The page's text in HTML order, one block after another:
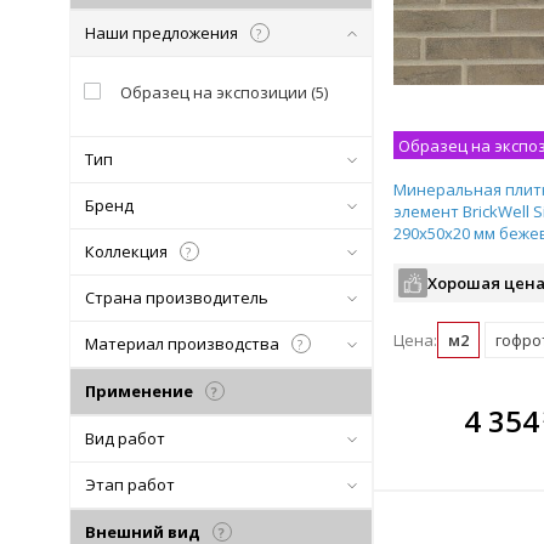
Образец на
Минеральная
элемент BrickWell
290х50х20 мм
Хорошая
Цена: м2
В комплекте
всегда выгоднее!
Подобрать комплект
4 354
В
всегда
Наши предложения ?
Образец на экспозиции (5)
Тип
Бренд
Коллекция ?
Страна производитель
Материал производства ?
Применение ?
Вид работ
Этап работ
Внешний вид ?